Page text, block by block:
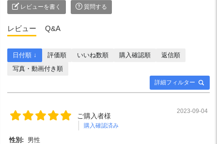
レビューを書く 質問する
レビュー Q&A
詳細フィルター
日付順 ↓ 評価順 いいね数順 購入確認順
返信順
写真・動画付き順
ご購入者様
購入確認済み
2023-09-04
性別:
男性